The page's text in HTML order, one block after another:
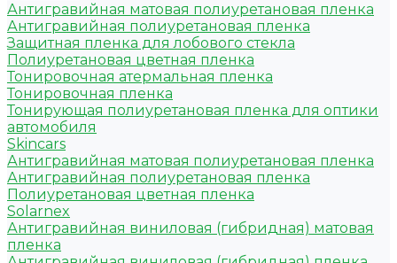
Антигравийная матовая полиуретановая пленка
Антигравийная полиуретановая пленка
Защитная пленка для лобового стекла
Полиуретановая цветная пленка
Тонировочная атермальная пленка
Тонировочная пленка
Тонирующая полиуретановая пленка для оптики
автомобиля
Skincars
Антигравийная матовая полиуретановая пленка
Антигравийная полиуретановая пленка
Полиуретановая цветная пленка
Solarnex
Антигравийная виниловая (гибридная) матовая
пленка